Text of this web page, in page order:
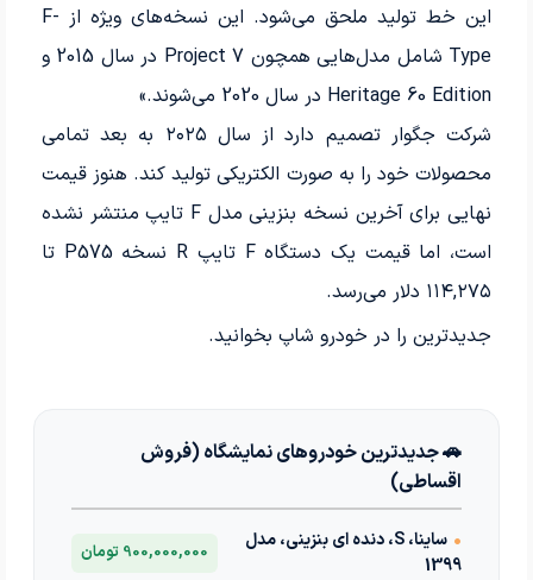
این خط تولید ملحق می‌شود. این نسخه‌های ویژه از F-
Type شامل مدل‌هایی همچون Project 7 در سال 2015 و
Heritage 60 Edition در سال 2020 می‌شوند.»
شرکت جگوار تصمیم دارد از سال ۲۰۲۵ به بعد تمامی
محصولات خود را به صورت الکتریکی تولید کند. هنوز قیمت
نهایی برای آخرین نسخه بنزینی مدل F تایپ منتشر نشده
است، اما قیمت یک دستگاه F تایپ R نسخه P575 تا
۱۱۴,۲۷۵ دلار می‌رسد.
جدیدترین را در خودرو شاپ بخوانید.
🚗 جدیدترین خودروهای نمایشگاه (فروش
اقساطی)
•
ساینا، S، دنده ای بنزینی، مدل
1399
900,000,000 تومان